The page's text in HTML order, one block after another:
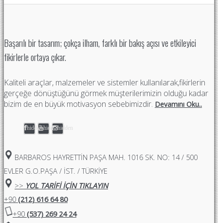
Başarılı bir tasarım; çokça ilham, farklı bir bakış açısı ve etkileyici
fikirlerle ortaya çıkar.
Kaliteli araçlar, malzemeler ve sistemler kullanılarak,fikirlerin
gerçeğe dönüştüğünü görmek müşterilerimizin olduğu kadar
bizim de en büyük motivasyon sebebimizdir. Devamını Oku..
hidden hiddenhidden
BARBAROS HAYRETTIN PAŞA MAH. 1016 SK. NO: 14 / 500
EVLER G.O.PAŞA / İST. / TÜRKİYE
>> YOL TARİFİ İÇİN TIKLAYIN
+90 (212) 616 64 80
+90 (537) 269 24 24